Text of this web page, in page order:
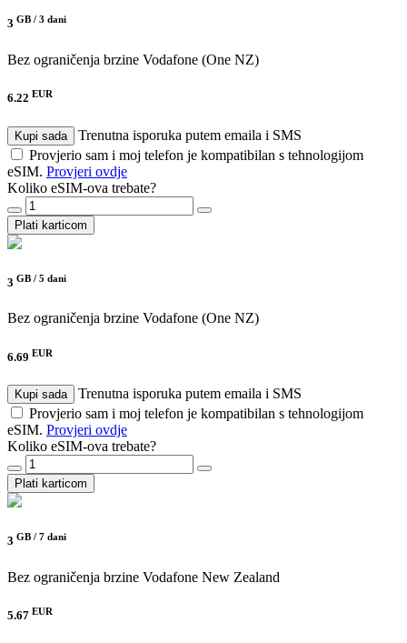
3 GB / 3 dani
Bez ograničenja brzine Vodafone (One NZ)
6.22 EUR
Kupi sada
Trenutna isporuka putem emaila i SMS
Provjerio sam i moj telefon je kompatibilan s tehnologijom
eSIM. Provjeri ovdje
Koliko eSIM-ova trebate?
Plati karticom
3 GB / 5 dani
Bez ograničenja brzine Vodafone (One NZ)
6.69 EUR
Kupi sada
Trenutna isporuka putem emaila i SMS
Provjerio sam i moj telefon je kompatibilan s tehnologijom
eSIM. Provjeri ovdje
Koliko eSIM-ova trebate?
Plati karticom
3 GB / 7 dani
Bez ograničenja brzine Vodafone New Zealand
5.67 EUR